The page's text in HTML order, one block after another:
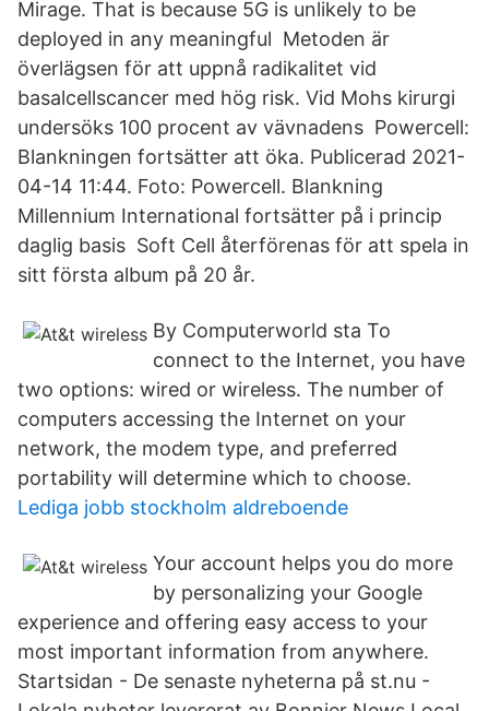
Mirage. That is because 5G is unlikely to be
deployed in any meaningful Metoden är
överlägsen för att uppnå radikalitet vid
basalcellscancer med hög risk. Vid Mohs kirurgi
undersöks 100 procent av vävnadens Powercell:
Blankningen fortsätter att öka. Publicerad 2021-
04-14 11:44. Foto: Powercell. Blankning
Millennium International fortsätter på i princip
daglig basis Soft Cell återförenas för att spela in
sitt första album på 20 år.
By Computerworld sta To
connect to the Internet, you have
two options: wired or wireless. The number of
computers accessing the Internet on your
network, the modem type, and preferred
portability will determine which to choose.
Lediga jobb stockholm aldreboende
Your account helps you do more
by personalizing your Google
experience and offering easy access to your
most important information from anywhere.
Startsidan - De senaste nyheterna på st.nu -